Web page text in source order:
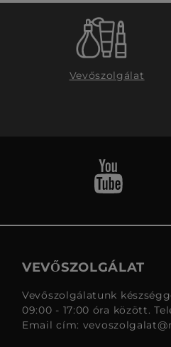
Vevőszolgálat
VEVŐSZOLGÁLAT
Vevőszolgálatunk
09:00 - 17:00 óra között.
Email cím: